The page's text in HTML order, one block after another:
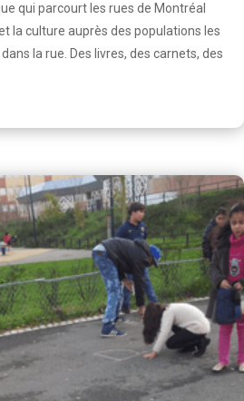
qui parcourt les rues de Montréal
la culture auprès des populations les
la rue. Des livres, des carnets, des